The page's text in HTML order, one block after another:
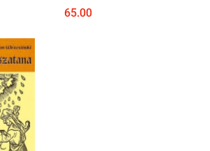
65.00